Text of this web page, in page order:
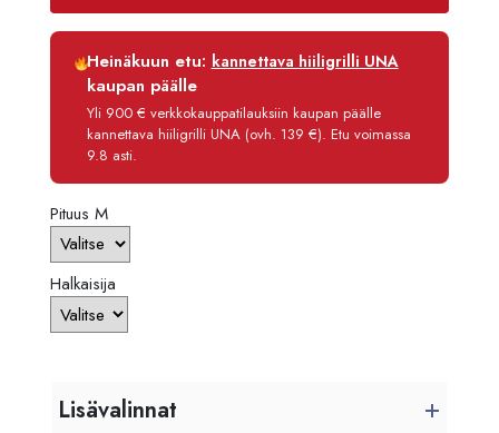
Luottoaika
12 kk
Korko
Käsittelymaksu
3,90 €/kk
Maksettava yhteensä
3 663,60 €
Heinäkuun etu: kannettava hiiligrilli UNA
kaupan päälle
Yli 900 € verkkokauppatilauksiin kaupan päälle
kannettava hiiligrilli UNA (ovh. 139 €). Etu voimassa
9.8 asti.
Pituus M
Halkaisija
Lisävalinnat